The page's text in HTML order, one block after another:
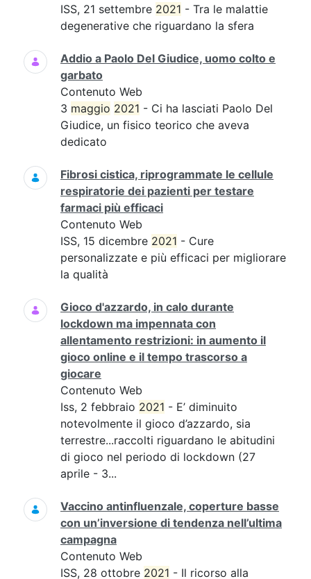
ISS, 21 settembre 2021 - Tra le malattie
degenerative che riguardano la sfera
Addio a Paolo Del Giudice, uomo colto e
garbato
Contenuto Web
3 maggio 2021 - Ci ha lasciati Paolo Del
Giudice, un fisico teorico che aveva
dedicato
Fibrosi cistica, riprogrammate le cellule
respiratorie dei pazienti per testare
farmaci più efficaci
Contenuto Web
ISS, 15 dicembre 2021 - Cure
personalizzate e più efficaci per migliorare
la qualità
Gioco d'azzardo, in calo durante
lockdown ma impennata con
allentamento restrizioni: in aumento il
gioco online e il tempo trascorso a
giocare
Contenuto Web
Iss, 2 febbraio 2021 - E’ diminuito
notevolmente il gioco d’azzardo, sia
terrestre...raccolti riguardano le abitudini
di gioco nel periodo di lockdown (27
aprile - 3...
Vaccino antinfluenzale, coperture basse
con un’inversione di tendenza nell’ultima
campagna
Contenuto Web
ISS, 28 ottobre 2021 - Il ricorso alla